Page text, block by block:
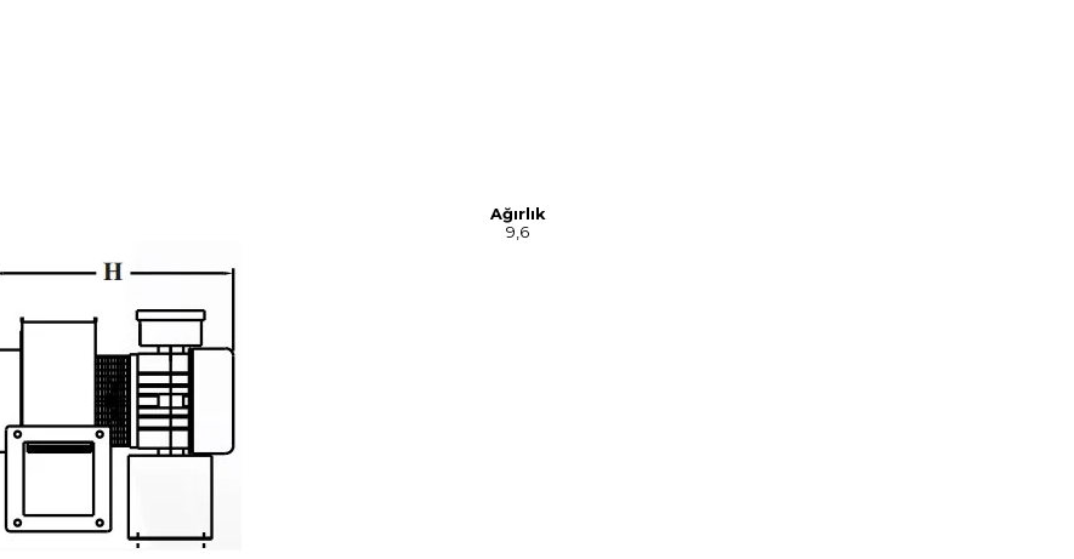
Ağırlık
9,6